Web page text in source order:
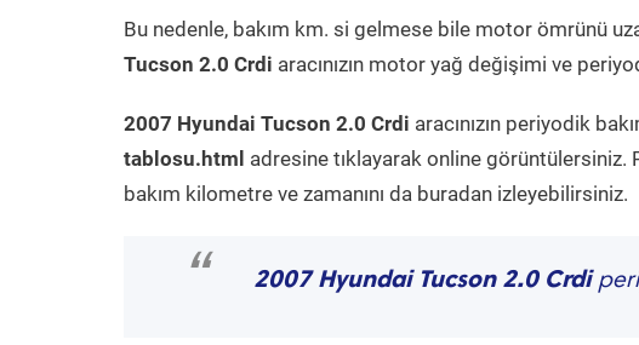
Bu nedenle, bakım km. si gelmese bile motor ömrünü
Tucson 2.0 Crdi aracınızın motor yağ değişimi ve
2007 Hyundai Tucson 2.0 Crdi aracınızın periyodik
tablosu.html adresine tıklayarak online
bakım kilometre ve zamanını da buradan izleyebilirsiniz.
“ 2007 Hyundai Tucson 2.0 Crdi